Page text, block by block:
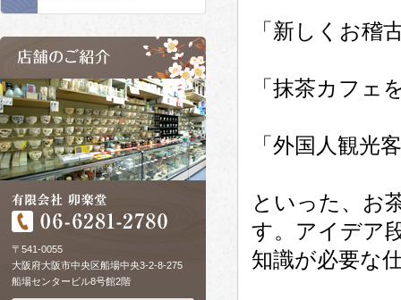
〒541-0055
大阪府大阪市中央区船場中央3-2-8-275
船場センタービル8号館2階
「新しくお稽
「抹茶カフェ
「外国人観光
といった、お
す。アイデア
知識が必要な